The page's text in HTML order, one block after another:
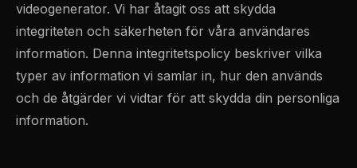
videogenerator. Vi har åtagit oss att skydda
integriteten och säkerheten för våra användares
information. Denna integritetspolicy beskriver vilka
typer av information vi samlar in, hur den används
och de åtgärder vi vidtar för att skydda din personliga
information.